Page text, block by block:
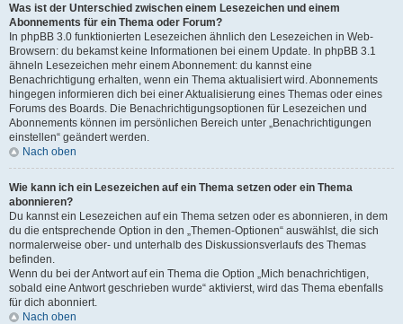
Was ist der Unterschied zwischen einem Lesezeichen und einem
Abonnements für ein Thema oder Forum?
In phpBB 3.0 funktionierten Lesezeichen ähnlich den Lesezeichen in Web-
Browsern: du bekamst keine Informationen bei einem Update. In phpBB 3.1
ähneln Lesezeichen mehr einem Abonnement: du kannst eine
Benachrichtigung erhalten, wenn ein Thema aktualisiert wird. Abonnements
hingegen informieren dich bei einer Aktualisierung eines Themas oder eines
Forums des Boards. Die Benachrichtigungsoptionen für Lesezeichen und
Abonnements können im persönlichen Bereich unter „Benachrichtigungen
einstellen“ geändert werden.
Nach oben
Wie kann ich ein Lesezeichen auf ein Thema setzen oder ein Thema
abonnieren?
Du kannst ein Lesezeichen auf ein Thema setzen oder es abonnieren, in dem
du die entsprechende Option in den „Themen-Optionen“ auswählst, die sich
normalerweise ober- und unterhalb des Diskussionsverlaufs des Themas
befinden.
Wenn du bei der Antwort auf ein Thema die Option „Mich benachrichtigen,
sobald eine Antwort geschrieben wurde“ aktivierst, wird das Thema ebenfalls
für dich abonniert.
Nach oben